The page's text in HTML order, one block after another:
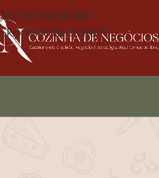
Skip to navigation
Skip to main content